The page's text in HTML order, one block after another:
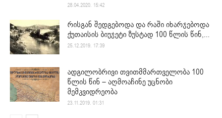
28.04.2020. 15:42
რისგან შედგებოდა და რაში იხარჯებოდა
ქუთაისის ბიუჯეტი ზუსტად 100 წლის წინ,...
25.12.2019. 17:39
ადგილობრივი თვითმმართველობა 100
წლის წინ – აღმოაჩინე უცნობი
მემკვიდრეობა
23.11.2019. 01:31